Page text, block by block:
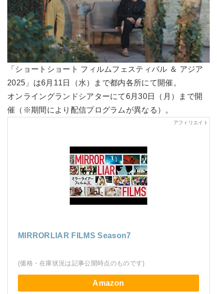
「ショートショート フィルムフェスティバル ＆ アジア
2025」は6月11日（水）まで都内各所にて開催。
オンライングランドシアターにて6月30日（月）まで開
催（※期間により配信プログラムが異なる）。
MIRRORLIAR FILMS Season7
(価格・在庫状況は記事公開時点のものです)
Amazon